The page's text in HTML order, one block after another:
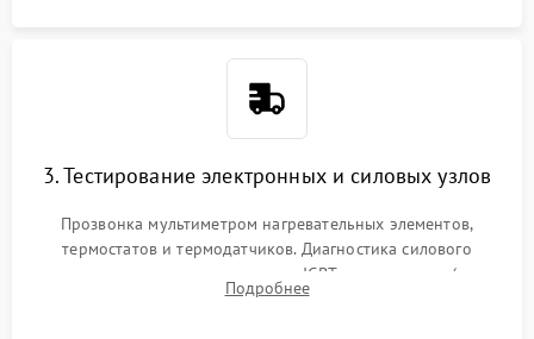
3. Тестирование электронных и силовых узлов
Прозвонка мультиметром нагревательных элементов,
термостатов и термодатчиков. Диагностика силового
модуля, реле, диодных мостов и IGBT-транзисторов (для
индукции). Проверка кранов и газ-контроля (для газовых
Подробнее